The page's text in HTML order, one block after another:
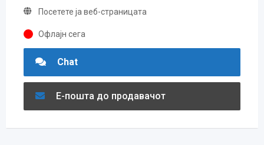
Посетете ја веб-страницата
Офлајн сега
Chat
Е-пошта до продавачот